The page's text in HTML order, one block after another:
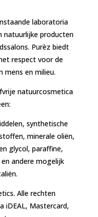
laboratoria
natuurlijke producten
Purèz biedt
respect voor de
mens en milieu.
natuurcosmetica
synthetische
minerale oliën,
glycol, paraffine,
andere mogelijk
Alle rechten
iDEAL, Mastercard,